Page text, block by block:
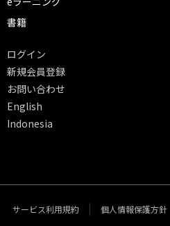
書籍
ログイン
新規会員登録
お問い合わせ
English
Indonesia
サービス利用規約 個人情報保護方針